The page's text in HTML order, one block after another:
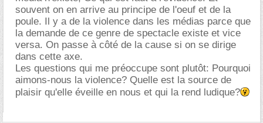
souvent on en arrive au principe de l'oeuf et de la
poule. Il y a de la violence dans les médias parce que
la demande de ce genre de spectacle existe et vice
versa. On passe à côté de la cause si on se dirige
dans cette axe.
Les questions qui me préoccupe sont plutôt: Pourquoi
aimons-nous la violence? Quelle est la source de
plaisir qu'elle éveille en nous et qui la rend ludique?